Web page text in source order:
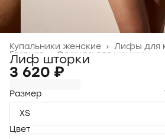
Лифы для
Купальники женские ›
Одежда для женщин
Главная ›
Лиф шторки
3 620 ₽
Размер
XS
Цвет